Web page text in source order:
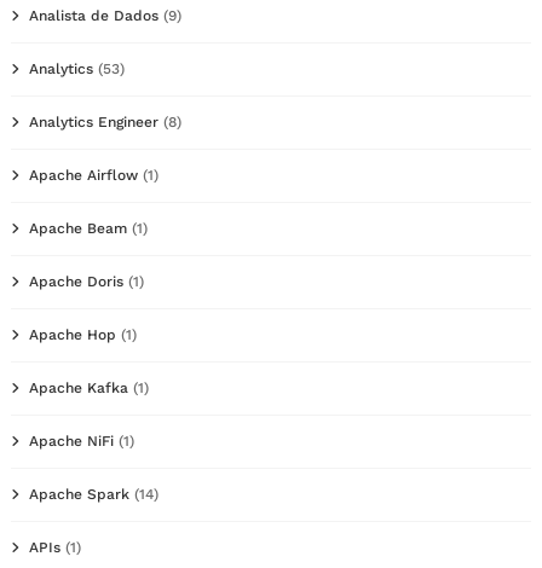
Analista de Dados (9)
Analytics (53)
Analytics Engineer (8)
Apache Airflow (1)
Apache Beam (1)
Apache Doris (1)
Apache Hop (1)
Apache Kafka (1)
Apache NiFi (1)
Apache Spark (14)
APIs (1)